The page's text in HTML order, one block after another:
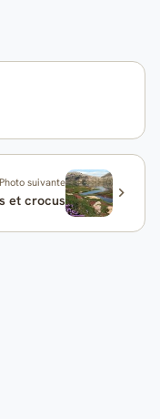
Photo suivante
et crocus